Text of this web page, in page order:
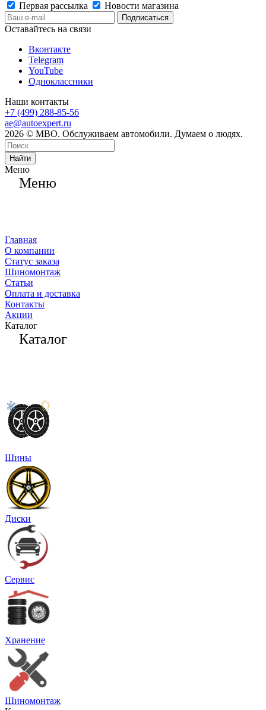
Первая рассылка
Новости магазина
Оставайтесь на связи
Вконтакте
Telegram
YouTube
Одноклассники
Наши контакты
+7 (499) 288-85-56
ae@autoexpert.ru
2026 © МВО. Обслуживаем автомобили. Думаем о людях.
Найти
Меню
Меню
Главная
О компании
Статус заказа
Шиномонтаж
Статьи
Оплата и доставка
Контакты
Акции
Каталог
Каталог
Шины
Диски
Сервис
Хранение
Шиномонтаж